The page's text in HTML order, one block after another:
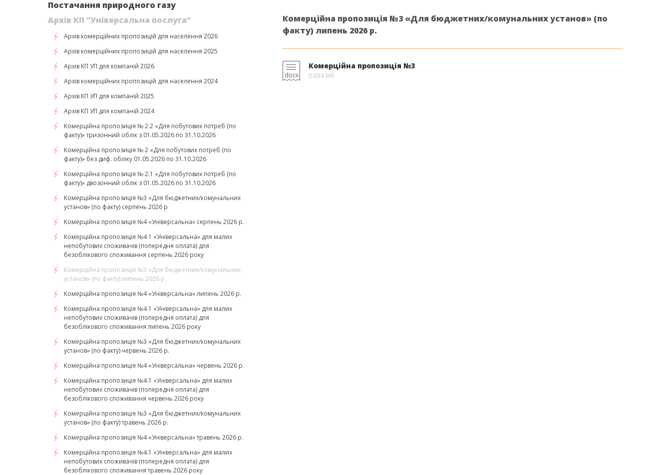
Постачання природного газу
Архів КП "Універсальна послуга"
Архів комерційних пропозицій для населення 2026
Архів комерційних пропозицій для населення 2025
Архів КП УП для компаній 2026
Архів комерційних пропозицій для населення 2024
Архів КП УП для компаній 2025
Архів КП УП для компаній 2024
Комерційна пропозиція № 2.2 «Для побутових потреб (по
факту)» тризонний облік з 01.05.2026 по 31.10.2026
Комерційна пропозиція № 2 «Для побутових потреб (по
факту)» без диф. обліку 01.05.2026 по 31.10.2026
Комерційна пропозиція № 2.1 «Для побутових потреб (по
факту)» двозонний облік з 01.05.2026 по 31.10.2026
Комерційна пропозиція №3 «Для бюджетних/комунальних
установ» (по факту) серпень 2026 р
Комерційна пропозиція №4 «Універсальна» серпень 2026 р.
Комерційна пропозиція №4.1 «Універсальна» для малих
непобутових споживачів (попередня оплата) для
безоблікового споживання серпень 2026 року
Комерційна пропозиція №3 «Для бюджетних/комунальних
установ» (по факту) липень 2026 р.
Комерційна пропозиція №4 «Універсальна» липень 2026 р.
Комерційна пропозиція №4.1 «Універсальна» для малих
непобутових споживачів (попередня оплата) для
безоблікового споживання липень 2026 року
Комерційна пропозиція №3 «Для бюджетних/комунальних
установ» (по факту) червень 2026 р.
Комерційна пропозиція №4 «Універсальна» червень 2026 р.
Комерційна пропозиція №4.1 «Універсальна» для малих
непобутових споживачів (попередня оплата) для
безоблікового споживання червень 2026 року
Комерційна пропозиція №3 «Для бюджетних/комунальних
установ» (по факту) травень 2026 р.
Комерційна пропозиція №4 «Універсальна» травень 2026 р.
Комерційна пропозиція №4.1 «Універсальна» для малих
непобутових споживачів (попередня оплата) для
безоблікового споживання травень 2026 року
Комерційна пропозиція №3 «Для бюджетних/комунальних установ» (по
факту) липень 2026 р.
docx
Комерційна пропозиція №3
0.034 Мб